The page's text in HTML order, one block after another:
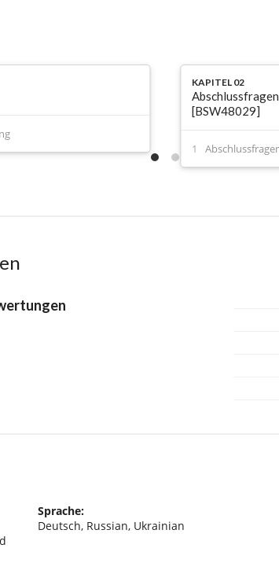
KAPITEL 02
[BSW48029]
Sprache:
Deutsch, Russian, Ukrainian